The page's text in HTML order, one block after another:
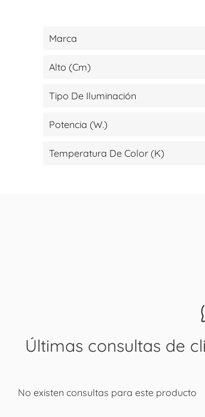
Marca
Alto (cm)
Tipo De Iluminación
Potencia (W.)
Temperatura De Color (K)
Últimas consultas de
No existen consultas para este producto